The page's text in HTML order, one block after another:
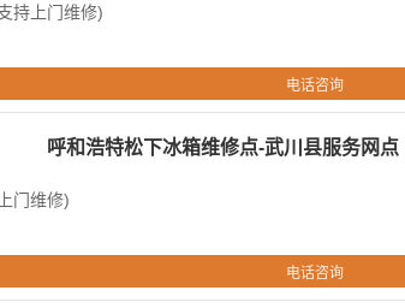
持上门维修)
电话咨询
呼和浩特松下冰箱维修点-武川县服务网点
门维修)
电话咨询